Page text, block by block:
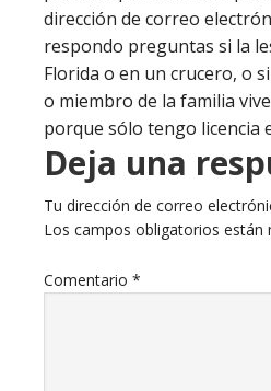
dirección de correo
respondo preguntas si la
Florida o en un crucero, o
o miembro de la familia
porque sólo tengo licencia
Deja una
Tu dirección de correo
Los campos obligatorios están
Comentario *